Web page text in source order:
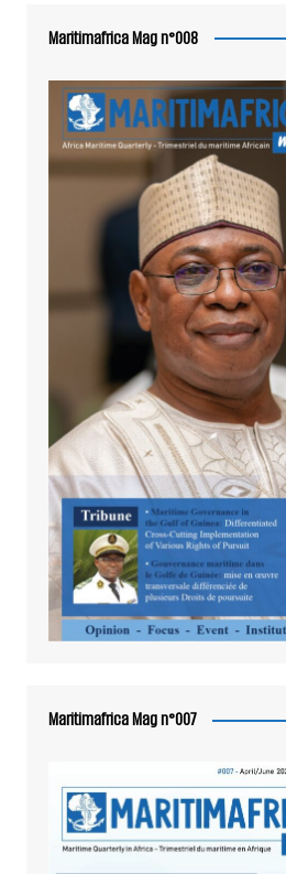
Maritimafrica Mag n°008
Maritimafrica Mag n°007